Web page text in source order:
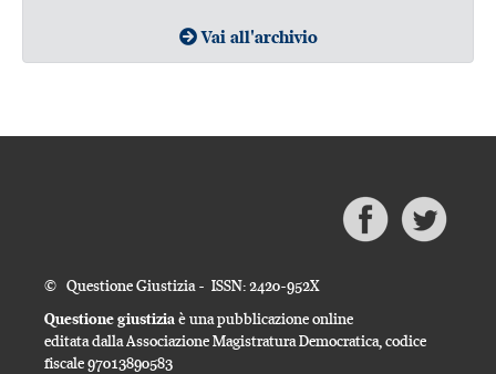
Vai all'archivio
© Questione Giustizia - ISSN: 2420-952X
Questione giustiziaè una pubblicazione online
editata dalla Associazione Magistratura Democratica, codice
fiscale 97013890583